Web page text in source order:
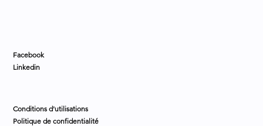
Facebook
Linkedin
Conditions d'utilisations
Politique de confidentialité